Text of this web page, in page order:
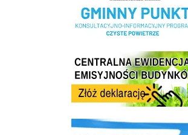
Centrala Ewidencja Emisyjności
link do strony ekointerwencja dot.-